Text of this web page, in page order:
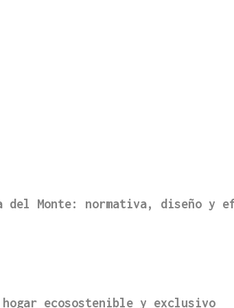
Monte: normativa, diseño y
ecosostenible y exclusivo